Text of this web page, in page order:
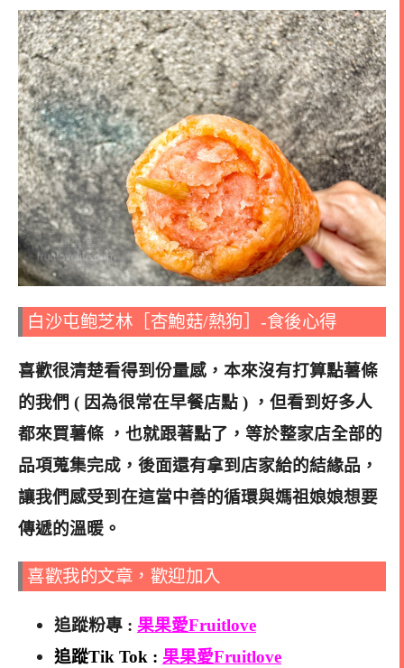
白沙屯鲍芝林［杏鮑菇/熱狗］-食後心得
喜歡很清楚看得到份量感，本來沒有打算點薯條
的我們 ( 因為很常在早餐店點 ) ，但看到好多人
都來買薯條 ，也就跟著點了，等於整家店全部的
品項蒐集完成，後面還有拿到店家給的結緣品，
讓我們感受到在這當中善的循環與媽祖娘娘想要
傳遞的溫暖。
喜歡我的文章，歡迎加入
追蹤粉專 : 果果愛Fruitlove
追蹤Tik Tok : 果果愛Fruitlove